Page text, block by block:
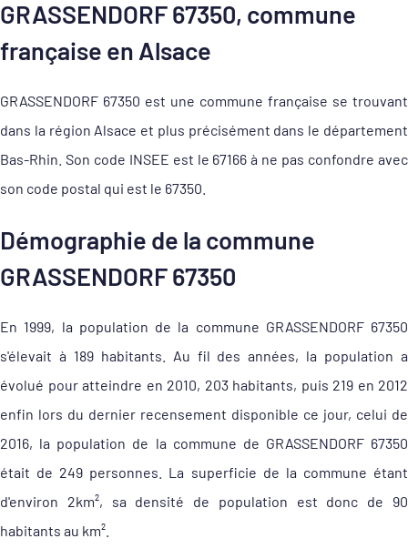
GRASSENDORF 67350, commune
française en Alsace
GRASSENDORF 67350 est une commune française se trouvant
dans la région Alsace et plus précisément dans le département
Bas-Rhin. Son code INSEE est le 67166 à ne pas confondre avec
son code postal qui est le 67350.
Démographie de la commune
GRASSENDORF 67350
En 1999, la population de la commune GRASSENDORF 67350
s'élevait à 189 habitants. Au fil des années, la population a
évolué pour atteindre en 2010, 203 habitants, puis 219 en 2012
enfin lors du dernier recensement disponible ce jour, celui de
2016, la population de la commune de GRASSENDORF 67350
était de 249 personnes. La superficie de la commune étant
d'environ 2km², sa densité de population est donc de 90
habitants au km².